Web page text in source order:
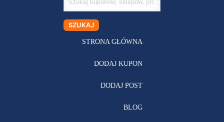
SZUKAJ
STRONA GŁÓWNA
DODAJ KUPON
DODAJ POST
BLOG